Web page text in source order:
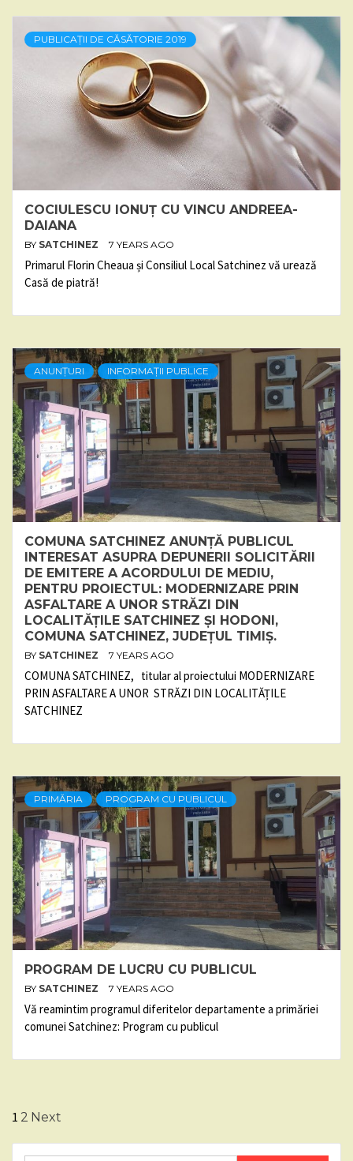
PUBLICAȚII DE CĂSĂTORIE 2019
COCIULESCU IONUȚ CU VINCU ANDREEA-
DAIANA
BY SATCHINEZ 7 YEARS AGO
Primarul Florin Cheaua și Consiliul Local Satchinez vă urează
Casă de piatră!
ANUNȚURI INFORMAȚII PUBLICE
COMUNA SATCHINEZ ANUNȚĂ PUBLICUL
INTERESAT ASUPRA DEPUNERII SOLICITĂRII
DE EMITERE A ACORDULUI DE MEDIU,
PENTRU PROIECTUL: MODERNIZARE PRIN
ASFALTARE A UNOR STRĂZI DIN
LOCALITĂȚILE SATCHINEZ ȘI HODONI,
COMUNA SATCHINEZ, JUDEȚUL TIMIȘ.
BY SATCHINEZ 7 YEARS AGO
COMUNA SATCHINEZ, titular al proiectului MODERNIZARE
PRIN ASFALTARE A UNOR STRĂZI DIN LOCALITĂȚILE
SATCHINEZ
PRIMĂRIA PROGRAM CU PUBLICUL
PROGRAM DE LUCRU CU PUBLICUL
BY SATCHINEZ 7 YEARS AGO
Vă reamintim programul diferitelor departamente a primăriei
comunei Satchinez: Program cu publicul
Posts
pagination
1 2 Next